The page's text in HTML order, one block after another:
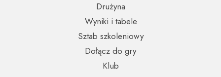
Wyniki i tabele
Sztab szkoleniowy
Dołącz do gry
Drużyna
Klub